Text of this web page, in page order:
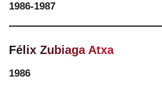
1986-1987
Félix Zubiaga Atxa
1986